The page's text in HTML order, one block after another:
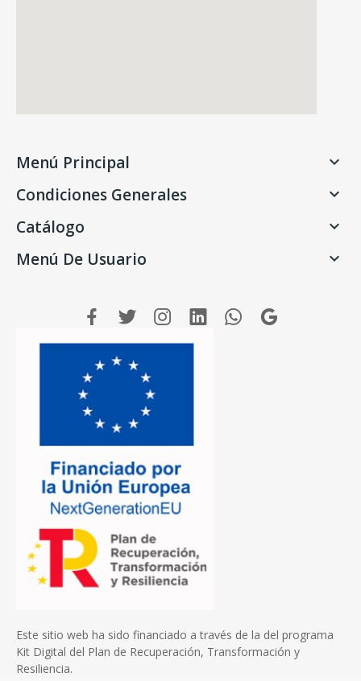
Menú Principal 
Condiciones Generales 
Catálogo 
Menú De Usuario 
Este sitio web ha sido financiado a través de la del programa
Kit Digital del Plan de Recuperación, Transformación y
Resiliencia.